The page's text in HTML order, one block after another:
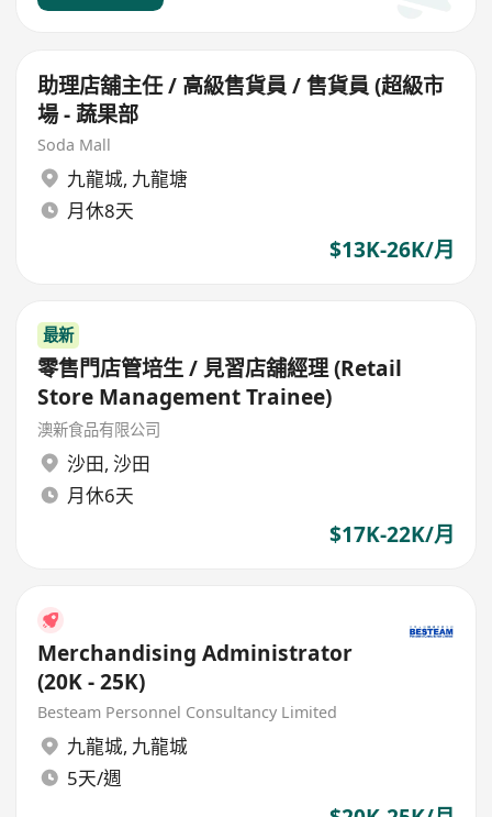
助理店舖主任 / 高級售貨員 / 售貨員 (超級市
場 - 蔬果部
Soda Mall
九龍城, 九龍塘
月休8天
$13K-26K/月
最新
零售門店管培生 / 見習店舖經理 (Retail
Store Management Trainee)
澳新食品有限公司
沙田, 沙田
月休6天
$17K-22K/月
Merchandising Administrator
(20K - 25K)
Besteam Personnel Consultancy Limited
九龍城, 九龍城
5天/週